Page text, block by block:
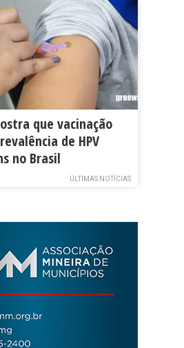
que vacinação
de HPV
no Brasil
ÚLTIMAS NOTÍCIAS